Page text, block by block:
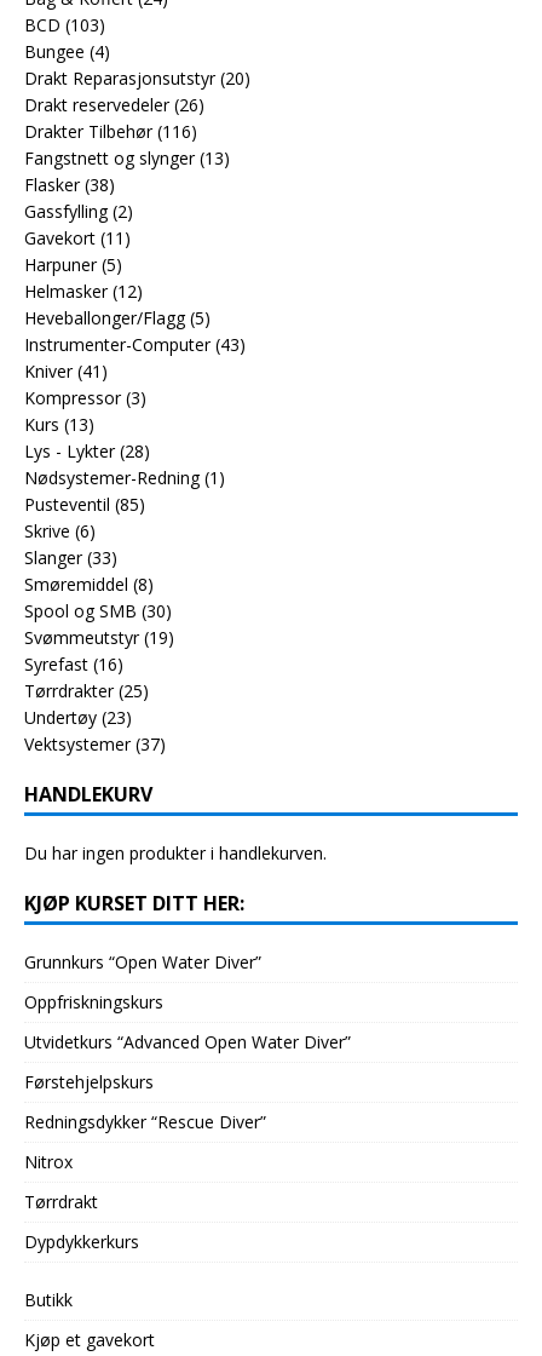
BCD (103)
Bungee (4)
Drakt Reparasjonsutstyr (20)
Drakt reservedeler (26)
Drakter Tilbehør (116)
Fangstnett og slynger (13)
Flasker (38)
Gassfylling (2)
Gavekort (11)
Harpuner (5)
Helmasker (12)
Heveballonger/Flagg (5)
Instrumenter-Computer (43)
Kniver (41)
Kompressor (3)
Kurs (13)
Lys - Lykter (28)
Nødsystemer-Redning (1)
Pusteventil (85)
Skrive (6)
Slanger (33)
Smøremiddel (8)
Spool og SMB (30)
Svømmeutstyr (19)
Syrefast (16)
Tørrdrakter (25)
Undertøy (23)
Vektsystemer (37)
HANDLEKURV
Du har ingen produkter i handlekurven.
KJØP KURSET DITT HER:
Grunnkurs “Open Water Diver”
Oppfriskningskurs
Utvidetkurs “Advanced Open Water Diver”
Førstehjelpskurs
Redningsdykker “Rescue Diver”
Nitrox
Tørrdrakt
Dypdykkerkurs
Butikk
Kjøp et gavekort